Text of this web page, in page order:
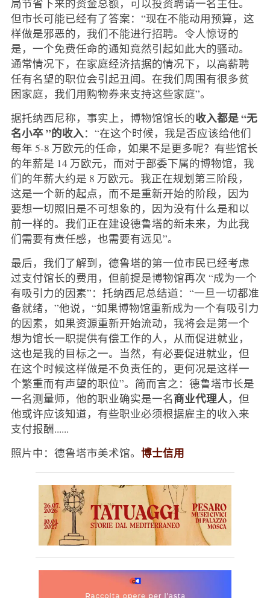
但市长可能已经有了答案：“现在不能动用预算，这
样做是邪恶的，我们不能进行招聘。令人惊讶的
是，一个免费任命的通知竟然引起如此大的骚动。
通常情况下，在家庭经济拮据的情况下，以高薪聘
任有名望的职位会引起丑闻。在我们周围有很多贫
困家庭，我们用购物券来支持这些家庭”。
据托纳西尼称，事实上，博物馆馆长的收入都是 “无
名小卒 ”的收入：“在这个时候，我是否应该给他们
每年 5-8 万欧元的任命，如果不是更多呢？有些馆长
的年薪是 14 万欧元，而对于部委下属的博物馆，我
们的年薪大约是 8 万欧元。我正在规划第三阶段，
这是一个新的起点，而不是重新开始的阶段，因为
要想一切照旧是不可想象的，因为没有什么是和以
前一样的。我们正在建设德鲁塔的新未来，为此我
们需要有责任感，也需要有远见”。
最后，我们了解到，德鲁塔的第一位市民已经考虑
过支付馆长的费用，但前提是博物馆再次 “成为一个
有吸引力的因素”：托纳西尼总结道：“一旦一切都准
备就绪，”他说，“如果博物馆重新成为一个有吸引力
的因素，如果资源重新开始流动，我将会是第一个
想为馆长一职提供有偿工作的人，从而促进就业，
这也是我的目标之一。当然，有必要促进就业，但
在这个时候这样做是不负责任的，更何况是这样一
个繁重而有声望的职位”。简而言之：德鲁塔市长是
一名测量师，他的职业确实是一名商业代理人，但
他或许应该知道，有些职业必须根据雇主的收入来
支付报酬......
照片中：德鲁塔市美术馆。 博士信用